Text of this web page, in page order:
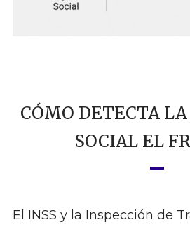
CÓMO DETECTA
SOCIAL EL
El INSS y la Inspección de